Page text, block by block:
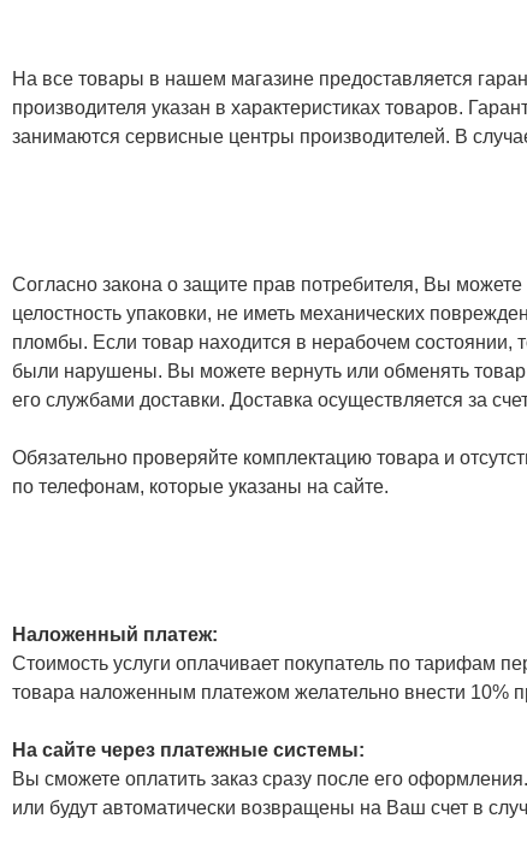
На все товары в нашем магазине предоставляется
производителя указан в характеристиках товаров.
занимаются сервисные центры производителей. В
Согласно закона о защите прав потребителя, Вы
целостность упаковки, не иметь механических
пломбы. Если товар находится в нерабочем состоянии,
были нарушены. Вы можете вернуть или обменять
его службами доставки. Доставка осуществляется за
Обязательно проверяйте комплектацию товара и
по телефонам, которые указаны на сайте.
Наложенный платеж:
Стоимость услуги оплачивает покупатель по тарифам
товара наложенным платежом желательно внести 10%
На сайте через платежные системы:
Вы сможете оплатить заказ сразу после его
или будут автоматически возвращены на Ваш счет в